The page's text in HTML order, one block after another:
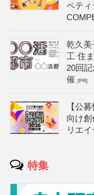
ペティ
乾久
工 住
20回
催[PR]
【公
向け
リエ
特集